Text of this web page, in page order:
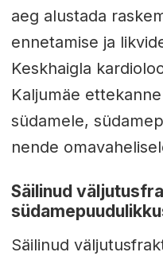
aeg alustada
ennetamise ja
Keskhaigla
Kaljumäe
südamele,
nende
Säilinud
Säilinud